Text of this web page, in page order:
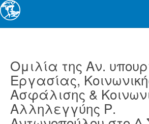
Ομιλία της Αν.
Εργασίας,
Ασφάλισης &
Αλληλεγγύης Ρ.